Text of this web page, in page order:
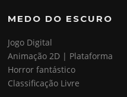
MEDO DO ESCURO
Jogo Digital
Animação 2D | Plataforma
Horror fantástico
Classificação Livre